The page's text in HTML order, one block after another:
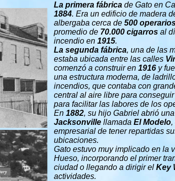
La primera fábrica de Gato en
1884. Era un edificio de madera
albergaba cerca de 500
promedio de 70.000 cigarros al
incendio en 1915.
La segunda fábrica, una de las
estaba ubicada entre las calles
comenzó a construir en 1916 y
una estructura moderna, de
incendios, que contaba con
central al aire libre para
para facilitar las labores de los
En 1882, su hijo Gabriel abrió
Jacksonville llamada El Modelo,
empresarial de tener repartidas
ubicaciones.
Gato estuvo muy implicado en la
Hueso, incorporando el primer
ciudad o llegando a dirigir el Key
actividades.